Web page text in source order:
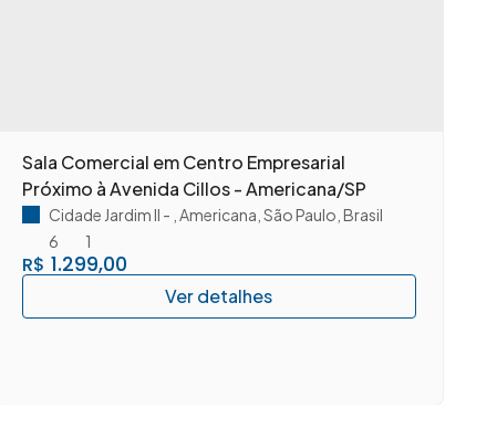
Sala Comercial em Centro Empresarial
Próximo à Avenida Cillos - Americana/SP
R$ 1.299,00
Cidade Jardim II Americana São Paulo Brasil
6
1